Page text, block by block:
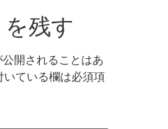
残す
開されることはあ
いている欄は必須項